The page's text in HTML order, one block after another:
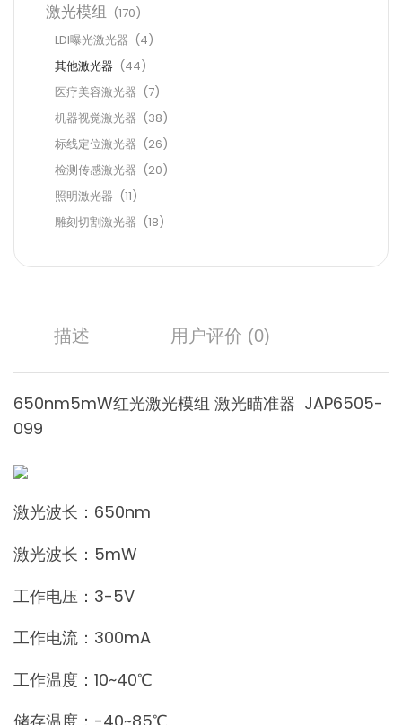
激光模组 (170)
LDI曝光激光器 (4)
其他激光器 (44)
医疗美容激光器 (7)
机器视觉激光器 (38)
标线定位激光器 (26)
检测传感激光器 (20)
照明激光器 (11)
雕刻切割激光器 (18)
描述 用户评价 (0)
650nm5mW红光激光模组 激光瞄准器 JAP6505-
099
激光波长：650nm
激光波长：5mW
工作电压：3-5V
工作电流：300mA
工作温度：10~40℃